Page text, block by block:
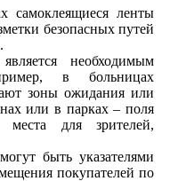
самоклеящиеся ленты
безопасных путей
необходимым
в больницах
зоны ожидания или
или в парках – поля
для зрителей,
быть указателями
покупателей по